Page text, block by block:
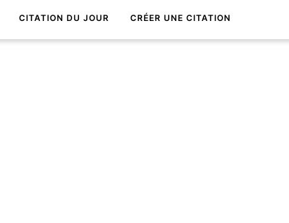
CITATION DU JOUR CRÉER UNE CITATION